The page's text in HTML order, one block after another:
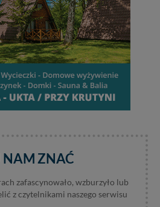
NAM ZNAĆ
zafascynowało, wzburzyło lub
z czytelnikami naszego serwisu